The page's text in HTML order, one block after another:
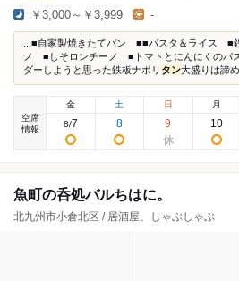
￥3,000～￥3,999 -
...■自家製焼きたてパン ■■パスタ＆ライス ■
ノ ■しそロンチーノ ■トマトとにんにくのパ
ダーしようと思った鉄板ナポリ タン大盛りは諦
空席
情報
金
8/7
土
8
日
9
月
10
魚町の呑処バルちはに。
北九州市小倉北区 / 居酒屋、しゃぶしゃぶ